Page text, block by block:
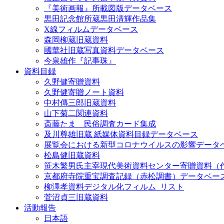
『美術画報』所載図版データベース
黒田記念館所蔵黒田清輝作品集
X線フィルムデータベース
森岡柳蔵旧蔵資料
國華社旧蔵写真資料データベース
今泉雄作『記事珠』
資料目録
久野健寄贈資料
久野健寄贈ノート資料
中村傳三郎旧蔵資料
山下菊二関連資料
斎藤たま 民俗調査カード集成
及川尊雄旧蔵 紙媒体資料目録データベース
展覧会における新型コロナウイルスの影響データ
松島健旧蔵資料
笹木繁男氏主宰現代美術資料センター寄贈資料（
京都府寺院重宝調査記録（赤松調書）データベー
柳澤孝資料デジタル化フィルム_リスト
菅沼貞三旧蔵資料
活動報告
日本語